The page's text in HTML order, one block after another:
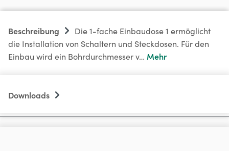
Beschreibung
Die 1-fache Einbaudose 1 ermöglicht
die Installation von Schaltern und Steckdosen. Für den
Einbau wird ein Bohrdurchmesser v… Mehr
Downloads